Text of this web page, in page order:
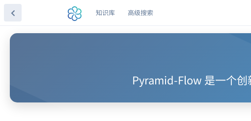
知识库 高级搜索
Pyramid-Flow 是一个创